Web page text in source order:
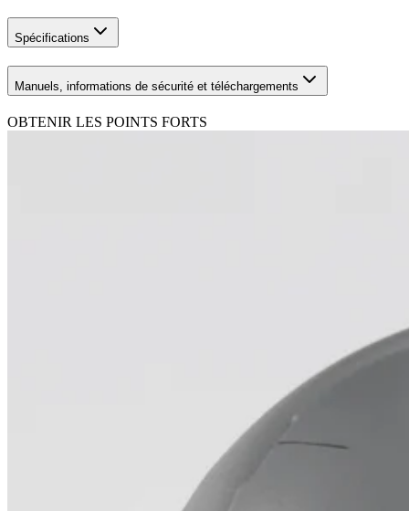
Spécifications
Manuels, informations de sécurité et téléchargements
OBTENIR LES POINTS FORTS